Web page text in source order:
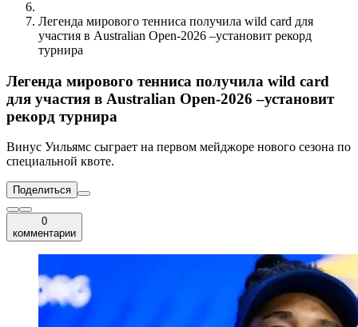
Легенда мирового тенниса получила wild card для
участия в Australian Open-2026 –установит рекорд
турнира
Легенда мирового тенниса получила wild card
для участия в Australian Open-2026 –установит
рекорд турнира
Винус Уильямс сыграет на первом мейджоре нового сезона по
специальной квоте.
Поделиться
0
комментарии